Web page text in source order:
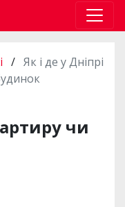
/ Як і де у Дніпрі
чи